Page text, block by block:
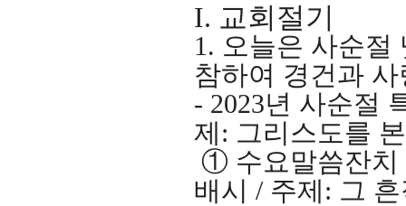
I. 교회절기
1. 오늘은 사순절
참하여 경건과
- 2023년 사순절
제: 그리스도를
① 수요말씀잔치
배시 / 주제: 그